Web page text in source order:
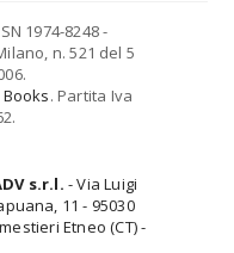
1974-8248 -
n. 521 del 5
. Partita Iva
s.r.l. - Via Luigi
11 - 95030
Etneo (CT) -